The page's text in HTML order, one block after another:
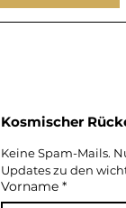
Keine Spam-Mails.
Updates zu den
Vorname *